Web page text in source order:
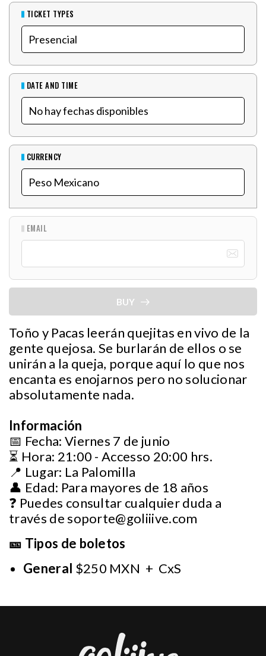
TICKET TYPES
DATE AND TIME
CURRENCY
EMAIL
BUY
Toño y Pacas leerán quejitas en vivo de la
gente quejosa. Se burlarán de ellos o se
unirán a la queja, porque aquí lo que nos
encanta es enojarnos pero no solucionar
absolutamente nada.
Información
📅 Fecha: Viernes 7 de junio
⏳ Hora: 21:00 - Accesso 20:00 hrs.
📍 Lugar: La Palomilla
👤 Edad: Para mayores de 18 años
❓ Puedes consultar cualquier duda a
través desoporte@goliiive.com
🎫 Tipos de boletos
General $250 MXN + CxS